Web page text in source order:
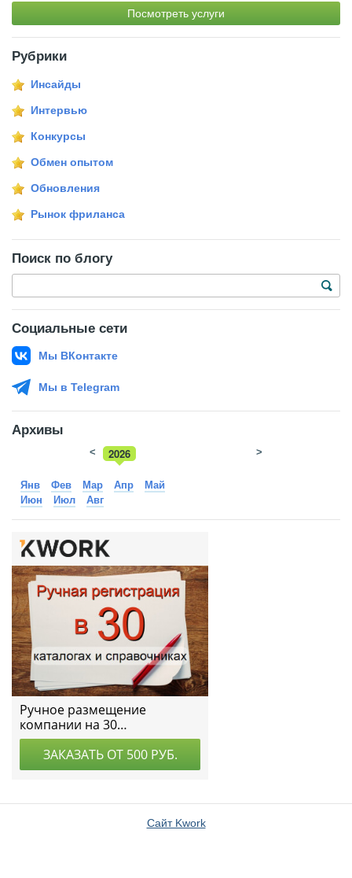
Посмотреть услуги
Рубрики
Инсайды
Интервью
Конкурсы
Обмен опытом
Обновления
Рынок фриланса
Поиск по блогу
Социальные сети
Мы ВКонтакте
Мы в Telegram
Архивы
2026
2025
< >
Янв Фев Мар Апр
Май
Июн
Июл Авг
Сайт Kwork